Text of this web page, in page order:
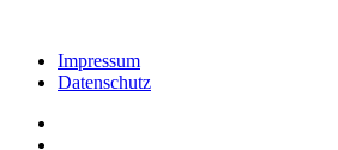
Impressum
Datenschutz